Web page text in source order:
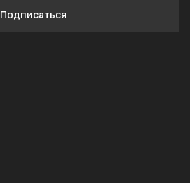
Подписаться